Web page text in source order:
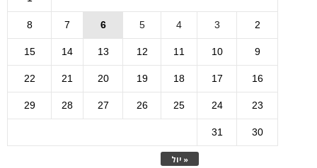
« יול
2
3
4
5
6
7
8
9
10
11
12
13
14
15
16
17
18
19
20
21
22
23
24
25
26
27
28
29
30
31